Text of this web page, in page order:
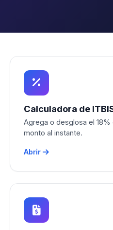
Calculadora de
Agrega o desglosa el
monto al instante.
Abrir